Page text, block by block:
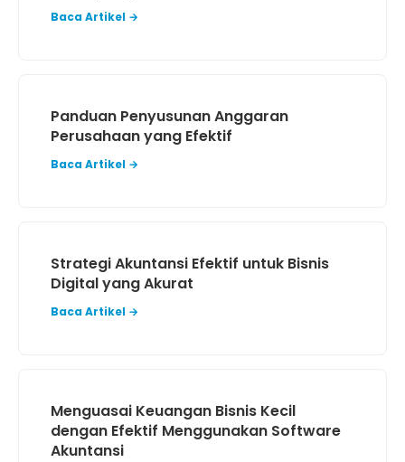
Baca Artikel →
Panduan Penyusunan Anggaran
Perusahaan yang Efektif
Baca Artikel →
Strategi Akuntansi Efektif untuk Bisnis
Digital yang Akurat
Baca Artikel →
Menguasai Keuangan Bisnis Kecil
dengan Efektif Menggunakan Software
Akuntansi